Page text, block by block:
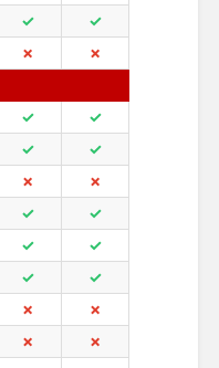
✓
✓
✗
✗
✓
✓
✓
✓
✗
✗
✓
✓
✓
✓
✓
✓
✗
✗
✗
✗